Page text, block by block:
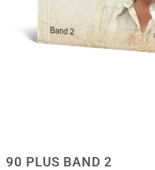
90 PLUS BAND 2